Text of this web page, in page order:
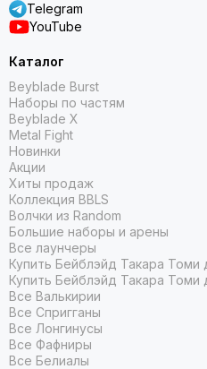
Telegram
YouTube
Каталог
Beyblade Burst
Наборы по частям
Beyblade X
Metal Fight
Новинки
Акции
Хиты продаж
Коллекция BBLS
Волчки из Random
Большие наборы и арены
Все лаунчеры
Купить Бейблэйд Такара Томи
Купить Бейблэйд Такара Томи
Все Валькирии
Все Спригганы
Все Лонгинусы
Все Фафниры
Все Белиалы